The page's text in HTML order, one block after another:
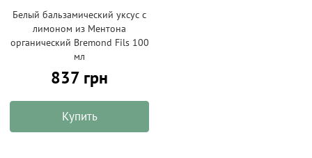
Белый бальзамический уксус с
лимоном из Ментона
органический Bremond Fils 100
мл
837 грн
Купить